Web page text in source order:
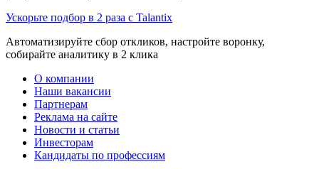
Ускорьте подбор в 2 раза с Talantix
Автоматизируйте сбор откликов, настройте воронку,
собирайте аналитику в 2 клика
О компании
Наши вакансии
Партнерам
Реклама на сайте
Новости и статьи
Инвесторам
Кандидаты по профессиям